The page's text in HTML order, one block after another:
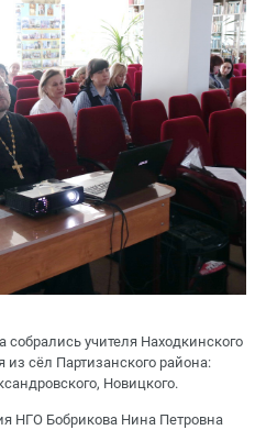
собрались учителя Находкинского
из сёл Партизанского района:
Новицкого.
НГО Бобрикова Нина Петровна